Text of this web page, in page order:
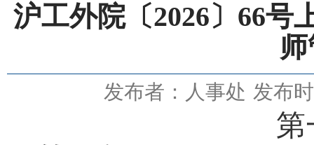
沪工外院〔2026〕66号
发布者：人事处 发布
第